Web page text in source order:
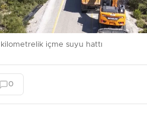
içme suyu hattı
0